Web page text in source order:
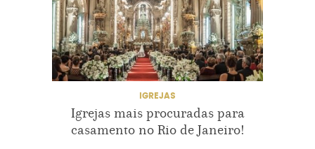
CASANDOEMSAOPAULO
CASAREMSAOPAULO CLASSICO
IGREJAEMSALVADOR
IGREJAEMSAOPAULOPARACASAR
IGREJAS
Igrejas mais procuradas para
casamento no Rio de Janeiro!